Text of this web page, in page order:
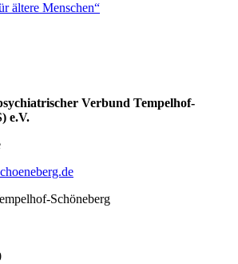
ältere Menschen“
Verbund Tempelhof-
e.V.
Schöneberg